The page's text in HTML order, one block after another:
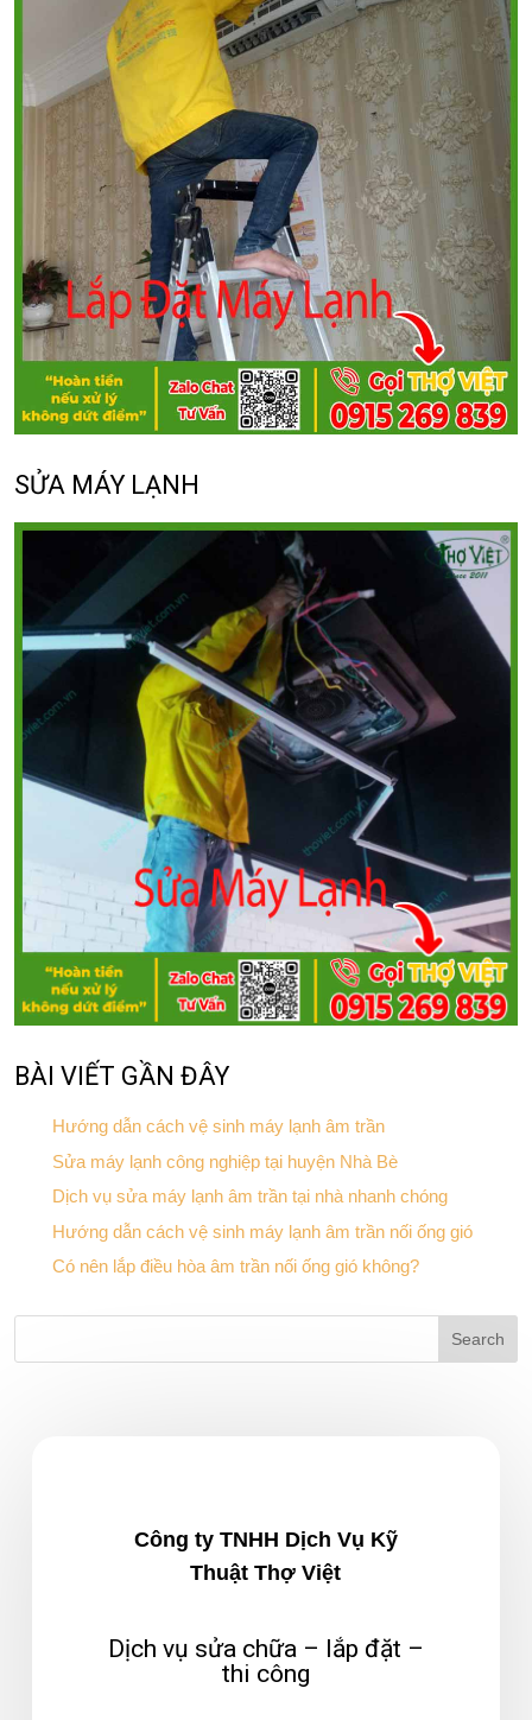
SỬA MÁY LẠNH
BÀI VIẾT GẦN ĐÂY
Hướng dẫn cách vệ sinh máy lạnh âm trần
Sửa máy lạnh công nghiệp tại huyện Nhà Bè
Dịch vụ sửa máy lạnh âm trần tại nhà nhanh chóng
Hướng dẫn cách vệ sinh máy lạnh âm trần nối ống gió
Có nên lắp điều hòa âm trần nối ống gió không?
Công ty TNHH Dịch Vụ Kỹ
Thuật Thợ Việt
Dịch vụ sửa chữa – lắp đặt –
thi công